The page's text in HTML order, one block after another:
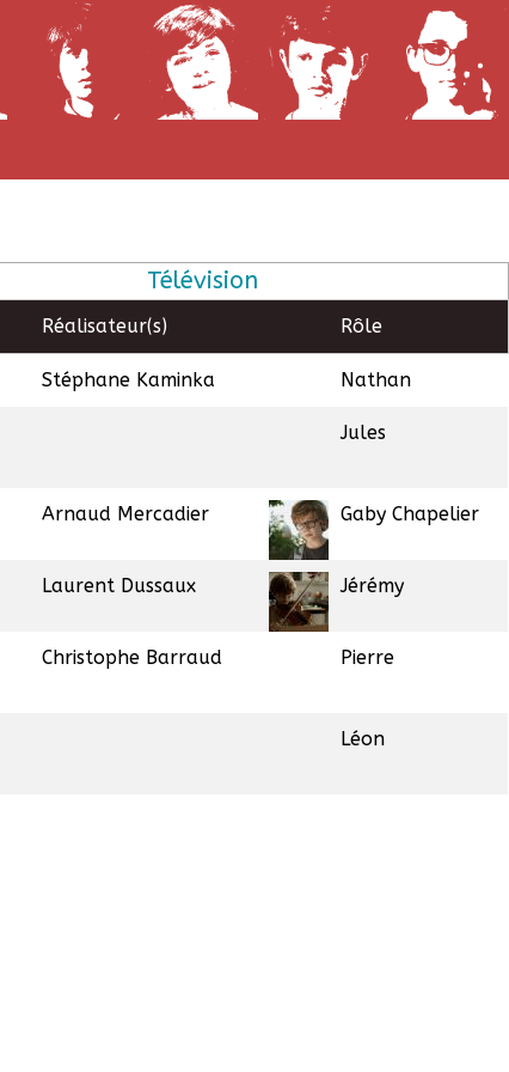
Télévision
Réalisateur(s) Rôle
Stéphane Kaminka Nathan
Jules
Arnaud Mercadier Gaby Chapelier
Laurent Dussaux Jérémy
Christophe Barraud Pierre
Léon